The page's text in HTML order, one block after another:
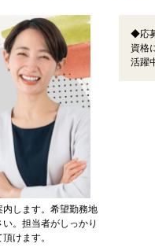
します。希望勤務地
。担当者がしっかり
けます。
◆応
資格
活躍